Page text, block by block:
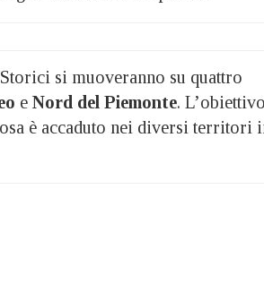
si muoveranno su quattro
e Nord del Piemonte. L’obiettivo
è accaduto nei diversi territori